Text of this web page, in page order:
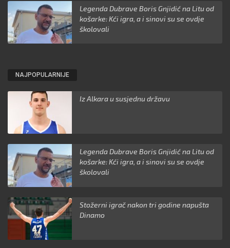
Legenda Dubrave Boris Gnjidić na Litu od
košarke: Kći igra, a i sinovi su se ovdje
školovali
NAJPOPULARNIJE
Iz Alkara u susjednu državu
Legenda Dubrave Boris Gnjidić na Litu od
košarke: Kći igra, a i sinovi su se ovdje
školovali
Stožerni igrač nakon tri godine napušta
Dinamo